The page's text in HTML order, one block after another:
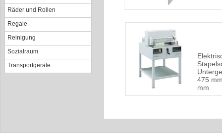
Räder und Rollen
Regale
Reinigung
Sozialraum
Transportgeräte
475
mm